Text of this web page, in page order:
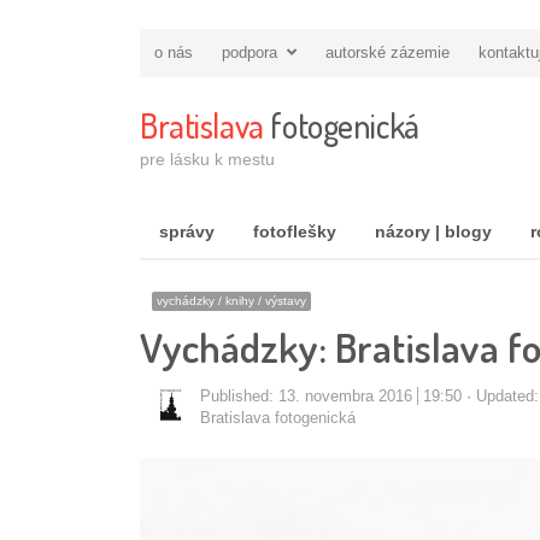
o nás podpora autorské zázemie
Bratislava fotogenická
pre lásku k mestu
správy fotoflešky názory | blogy
vychádzky / knihy / výstavy
Vychádzky: Bratislava
Published: 13. novembra 2016 19:50
Autor/ka
Bratislava fotogenická